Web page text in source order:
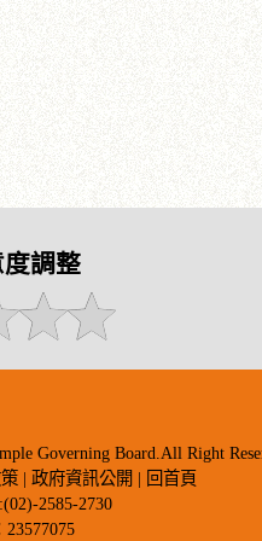
調整
Governing Board.All Right
| 政府資訊公開 | 回首頁
2585-2730